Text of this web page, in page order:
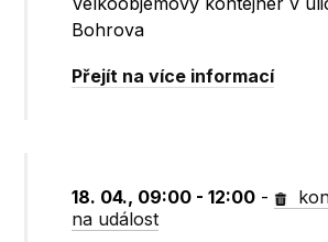
Bohrova
Přejít na více informací
18. 04., 09:00 - 12:00 -
na událost